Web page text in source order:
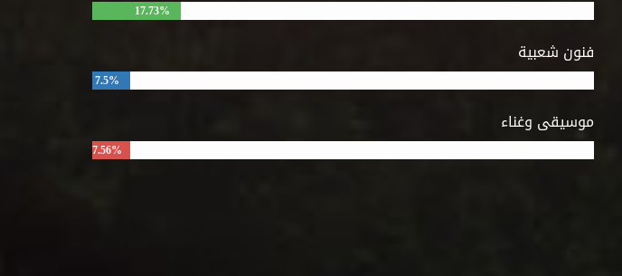
17.73%
فنون شعبية
7.5%
موسيقى وغناء
7.56%